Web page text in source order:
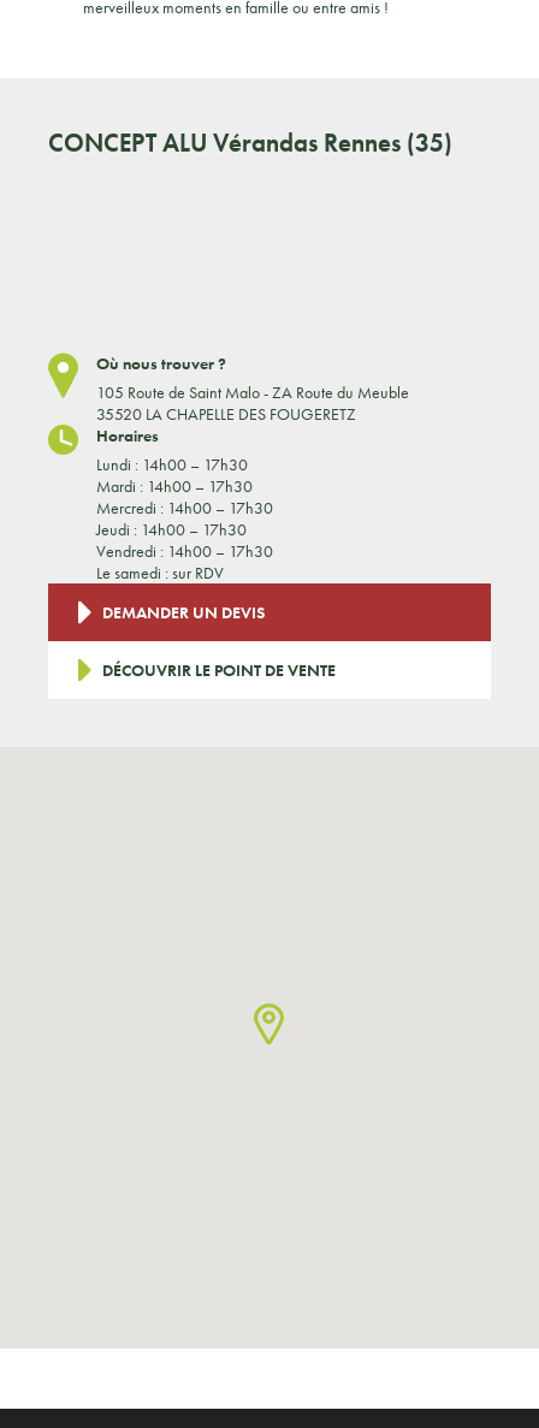
merveilleux moments en famille ou entre amis !
CONCEPT ALU Vérandas Rennes (35)
Où nous trouver ?
105 Route de Saint Malo - ZA Route du Meuble
35520 LA CHAPELLE DES FOUGERETZ
Horaires
Lundi : 14h00 – 17h30
Mardi : 14h00 – 17h30
Mercredi : 14h00 – 17h30
Jeudi : 14h00 – 17h30
Vendredi : 14h00 – 17h30
Le samedi : sur RDV
DEMANDER UN DEVIS
DÉCOUVRIR LE POINT DE VENTE